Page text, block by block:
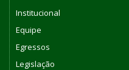
Institucional
Equipe
Egressos
Legislação